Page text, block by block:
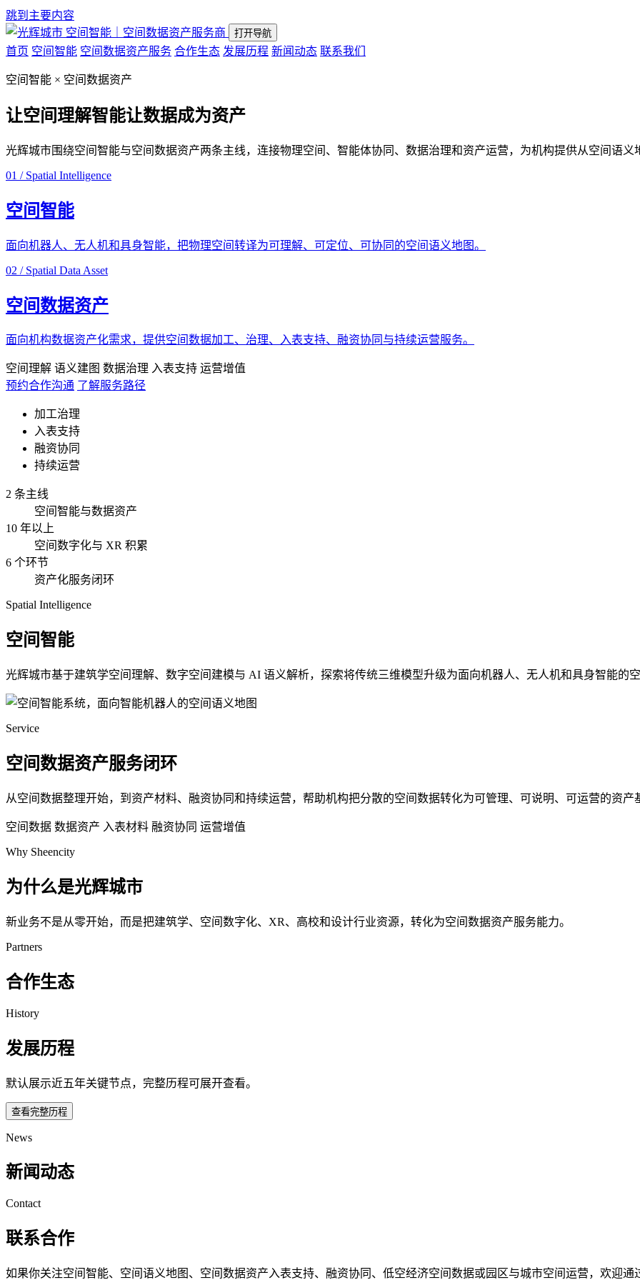
跳到主要内容
空间智能｜空间数据资产服务商
打开导航
首页 空间智能 空间数据资产服务 合作生态 发展历程 新闻动态 联系我们
空间智能 × 空间数据资产
让空间理解智能让数据成为资产
光辉城市围绕空间智能与空间数据资产两条主线，连接物理空间、智能体协同、数据治理和资产运营，为机构提供从空间语义
01 / Spatial Intelligence
空间智能
面向机器人、无人机和具身智能，把物理空间转译为可理解、可定位、可协同的空间语义地图。
02 / Spatial Data Asset
空间数据资产
面向机构数据资产化需求，提供空间数据加工、治理、入表支持、融资协同与持续运营服务。
空间理解 语义建图 数据治理 入表支持 运营增值
预约合作沟通 了解服务路径
加工治理
入表支持
融资协同
持续运营
2 条主线
空间智能与数据资产
10 年以上
空间数字化与 XR 积累
6 个环节
资产化服务闭环
Spatial Intelligence
空间智能
光辉城市基于建筑学空间理解、数字空间建模与 AI 语义解析，探索将传统三维模型升级为面向机器人、无人机和具身智能的空
Service
空间数据资产服务闭环
从空间数据整理开始，到资产材料、融资协同和持续运营，帮助机构把分散的空间数据转化为可管理、可说明、可运营的资产
空间数据 数据资产 入表材料 融资协同 运营增值
Why Sheencity
为什么是光辉城市
新业务不是从零开始，而是把建筑学、空间数字化、XR、高校和设计行业资源，转化为空间数据资产服务能力。
Partners
合作生态
History
发展历程
默认展示近五年关键节点，完整历程可展开查看。
查看完整历程
News
新闻动态
Contact
联系合作
如果你关注空间智能、空间语义地图、空间数据资产入表支持、融资协同、低空经济空间数据或园区与城市空间运营，欢迎通